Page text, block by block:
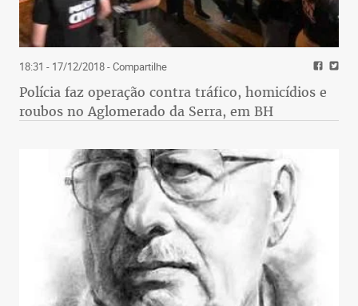
18:31 - 17/12/2018- Compartilhe
Polícia faz operação contra tráfico, homicídios e
roubos no Aglomerado da Serra, em BH